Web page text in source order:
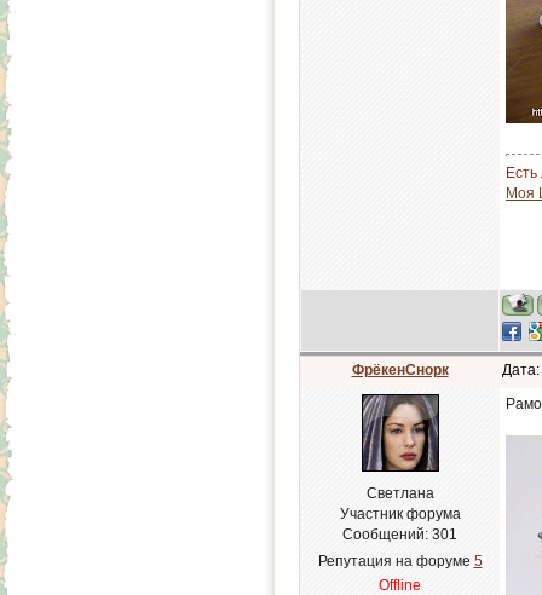
Моя
ФрёкенСнорк
Светлана
Участник форума
Сообщений: 301
Репутация на форуме 5
Offline